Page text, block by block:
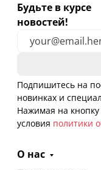
Будьте в курсе
новостей!
Подпишитесь на
новинках и
Нажимая на
условия политики
О нас